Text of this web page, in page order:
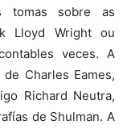
tomas sobre as
Lloyd Wright ou
veces. A
Charles Eames,
Richard Neutra,
de Shulman. A